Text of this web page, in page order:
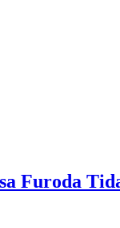
Furoda